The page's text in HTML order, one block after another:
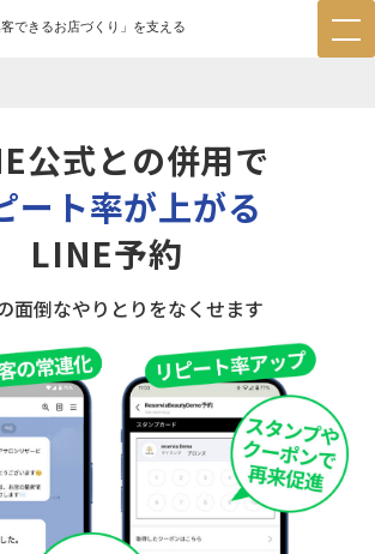
客できるお店づくり」を支える
公式との併用で
ート率が上がる
LINE予約
面倒なやりとりをなくせます